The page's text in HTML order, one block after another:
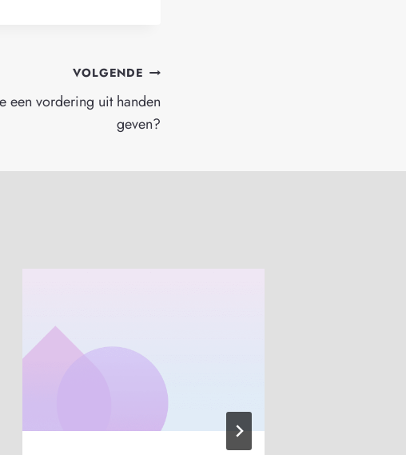
VOLGENDE
een vordering uit handen
geven?